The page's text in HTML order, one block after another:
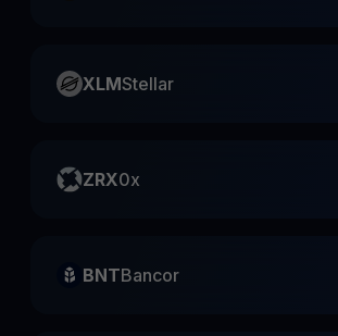
XLMStellar
ZRX0x
BNTBancor